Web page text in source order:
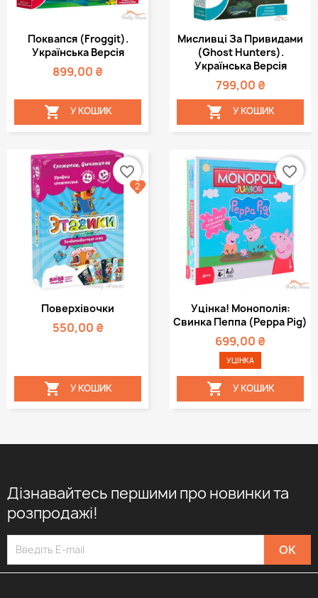
Поквапся (Froggit).
Українська Версія
899,00 ₴
 У КОШИК
Мисливці За Привидами
(Ghost Hunters).
Українська Версія
799,00 ₴
 У КОШИК
Поверхівочки
550,00 ₴
 У КОШИК
favorite_border
2
Уцінка! Монополія:
Свинка Пеппа (Peppa Pig)
699,00 ₴
УЦІНКА
 У КОШИК
favorite_border
Дізнавайтесь першими про новинки та
розпродажі!